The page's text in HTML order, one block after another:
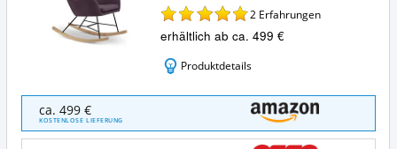
2 Erfahrungen
erhältlich ab ca. 499 €
Produktdetails
SalesFever
Schaukelstuhl
Sessel
ca. 499 €
KOSTENLOSE LIEFERUNG